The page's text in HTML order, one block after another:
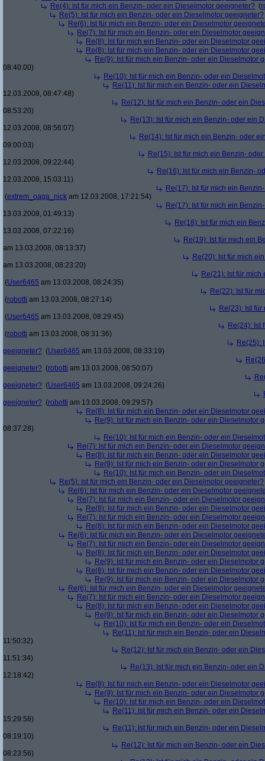
Re(4): Ist für mich ein Benzin- oder ein Dieselmotor geeigneter? (
Re(5): Ist für mich ein Benzin- oder ein Dieselmotor geeigneter?
Re(6): Ist für mich ein Benzin- oder ein Dieselmotor
Re(7): Ist für mich ein Benzin- oder ein Dieselmotor
Re(8): Ist für mich ein Benzin- oder ein Dieselmotor
Re(8): Ist für mich ein Benzin- oder ein Dieselmotor
Re(9): Ist für mich ein Benzin- oder ein Dieselmotor
08:40:00)
Re(10): Ist für mich ein Benzin- oder ein
Re(11): Ist für mich ein Benzin- oder ein
12.03.2008, 08:47:48)
Re(12): Ist für mich ein Benzin- oder ein
08:53:20)
Re(13): Ist für mich ein Benzin- oder ein
12.03.2008, 08:56:07)
Re(14): Ist für mich ein Benzin- oder
09:00:03)
Re(15): Ist für mich ein Benzin-
12.03.2008, 09:22:44)
Re(16): Ist für mich ein Benzin-
12.03.2008, 15:03:11)
Re(17): Ist für mich ein
(extrem_oaga_nick am 12.03.2008, 17:21:54)
Re(17): Ist für mich ein
13.03.2008, 01:49:13)
Re(18): Ist für mich ein
13.03.2008, 07:22:16)
Re(19): Ist für mich ein
am 13.03.2008, 08:13:37)
Re(20): Ist für mich
am 13.03.2008, 08:23:20)
Re(21): Ist für
(User6465 am 13.03.2008, 08:24:35)
Re(22): Ist für
(robotti am 13.03.2008, 08:27:14)
Re(23): Ist
(User6465 am 13.03.2008, 08:29:45)
Re(24): Ist
(robotti am 13.03.2008, 08:31:36)
Re(25):
geeigneter? (User6465 am 13.03.2008, 08:33:19)
geeigneter? (robotti am 13.03.2008, 08:50:07)
geeigneter? (User6465 am 13.03.2008, 09:24:26)
geeigneter? (robotti am 13.03.2008, 09:29:57)
Re(8): Ist für mich ein Benzin- oder ein Dieselmotor
Re(9): Ist für mich ein Benzin- oder ein Dieselmotor
08:37:28)
Re(10): Ist für mich ein Benzin- oder ein
Re(7): Ist für mich ein Benzin- oder ein Dieselmotor
Re(8): Ist für mich ein Benzin- oder ein Dieselmotor
Re(9): Ist für mich ein Benzin- oder ein Dieselmotor
Re(10): Ist für mich ein Benzin- oder ein
Re(5): Ist für mich ein Benzin- oder ein Dieselmotor geeigneter?
Re(6): Ist für mich ein Benzin- oder ein Dieselmotor
Re(7): Ist für mich ein Benzin- oder ein Dieselmotor
Re(8): Ist für mich ein Benzin- oder ein Dieselmotor
Re(7): Ist für mich ein Benzin- oder ein Dieselmotor
Re(8): Ist für mich ein Benzin- oder ein Dieselmotor
Re(6): Ist für mich ein Benzin- oder ein Dieselmotor
Re(7): Ist für mich ein Benzin- oder ein Dieselmotor
Re(8): Ist für mich ein Benzin- oder ein Dieselmotor
Re(9): Ist für mich ein Benzin- oder ein Dieselmotor
Re(8): Ist für mich ein Benzin- oder ein Dieselmotor
Re(9): Ist für mich ein Benzin- oder ein Dieselmotor
Re(6): Ist für mich ein Benzin- oder ein Dieselmotor
Re(7): Ist für mich ein Benzin- oder ein Dieselmotor
Re(8): Ist für mich ein Benzin- oder ein Dieselmotor
Re(9): Ist für mich ein Benzin- oder ein Dieselmotor
Re(10): Ist für mich ein Benzin- oder ein
Re(11): Ist für mich ein Benzin- oder ein
11:50:32)
Re(12): Ist für mich ein Benzin- oder ein
11:51:34)
Re(13): Ist für mich ein Benzin- oder ein
12:18:42)
Re(8): Ist für mich ein Benzin- oder ein Dieselmotor
Re(9): Ist für mich ein Benzin- oder ein Dieselmotor
Re(10): Ist für mich ein Benzin- oder ein
Re(11): Ist für mich ein Benzin- oder ein
15:29:58)
Re(11): Ist für mich ein Benzin- oder ein
08:19:10)
Re(12): Ist für mich ein Benzin- oder ein
08:23:56)